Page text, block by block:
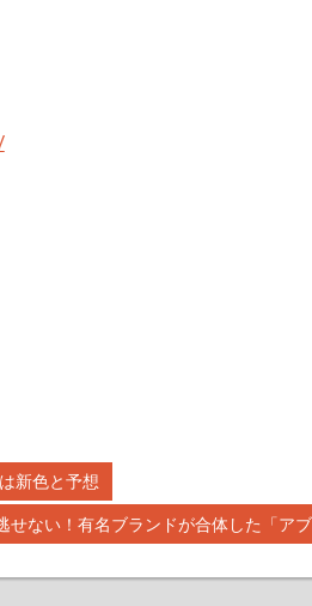
新色と予想
せない！有名ブランドが合体した「ア